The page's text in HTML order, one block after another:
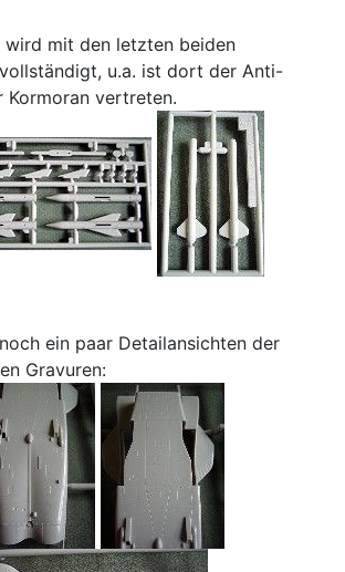
wird mit den letzten beiden
u.a. ist dort der Anti-
vertreten.
ein paar Detailansichten der
Gravuren: